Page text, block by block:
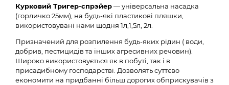
Курковий Тригер-спрэйер— універсальна насадка
(горличко 25мм), на будь-які пластикові пляшки,
використовувані нами щодня 1л,1,5л, 2л.
Призначений для розпилення будь-яких рідин ( води,
добрив, пестицидів та інших агресивних речовин).
Широко використовується як в побуті, так і в
присадибному господарстві. Дозволять суттєво
економити на придбанні більш дорогих обприскувачів з